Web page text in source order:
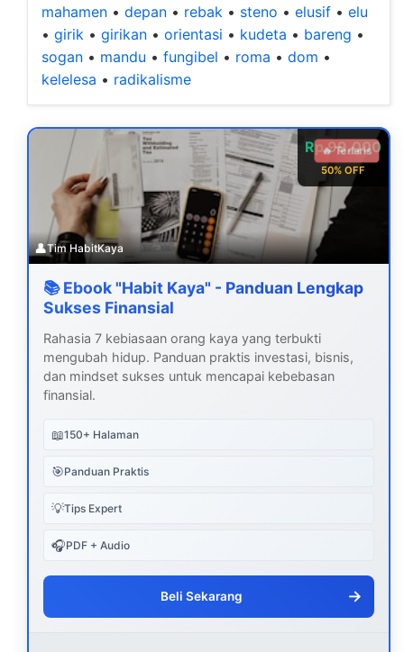
mahamen • depan • rebak • steno • elusif • elu
• girik • girikan • orientasi • kudeta • bareng •
sogan • mandu • fungibel • roma • dom •
kelelesa • radikalisme
Rp 99.000
50% OFF
🔥 Terlaris
👤Tim HabitKaya
📚 Ebook "Habit Kaya" - Panduan Lengkap
Sukses Finansial
Rahasia 7 kebiasaan orang kaya yang terbukti
mengubah hidup. Panduan praktis investasi, bisnis,
dan mindset sukses untuk mencapai kebebasan
finansial.
📖150+ Halaman
🎯Panduan Praktis
💡Tips Expert
🎧PDF + Audio
Beli Sekarang →